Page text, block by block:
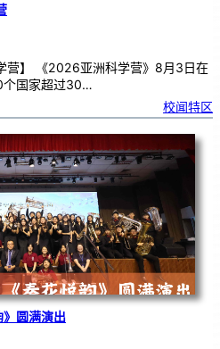
营】 《2026亚洲科学营》8月3日在
个国家超过30…
校闻特区
圆满演出